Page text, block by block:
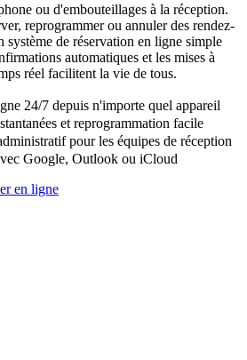
ou d'embouteillages à la réception.
reprogrammer ou annuler des rendez-
système de réservation en ligne simple
automatiques et les mises à
réel facilitent la vie de tous.
24/7 depuis n'importe quel appareil
et reprogrammation facile
pour les équipes de réception
Google, Outlook ou iCloud
en ligne